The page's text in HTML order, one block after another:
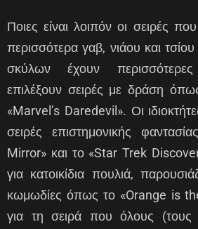
Ποιες είναι λοιπόν οι σειρές
περισσότερα γαβ, νιάου και τσίου
σκύλων έχουν
επιλέξουν σειρές με δράση
«Marvel’s Daredevil». Οι
σειρές επιστημονικής
Mirror» και το «Star Trek
για κατοικίδια πουλιά,
κωμωδίες όπως το «Orange is
για τη σειρά που όλους